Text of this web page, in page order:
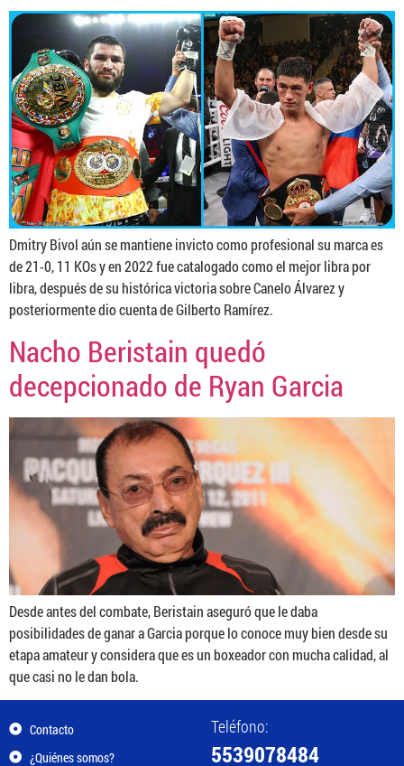
Dmitry Bivol aún se mantiene invicto como profesional su marca es
de 21-0, 11 KOs y en 2022 fue catalogado como el mejor libra por
libra, después de su histórica victoria sobre Canelo Álvarez y
posteriormente dio cuenta de Gilberto Ramírez.
Nacho Beristain quedó
decepcionado de Ryan Garcia
Desde antes del combate, Beristain aseguró que le daba
posibilidades de ganar a Garcia porque lo conoce muy bien desde su
etapa amateur y considera que es un boxeador con mucha calidad, al
que casi no le dan bola.
Contacto
¿Quiénes somos?
Teléfono:
5539078484